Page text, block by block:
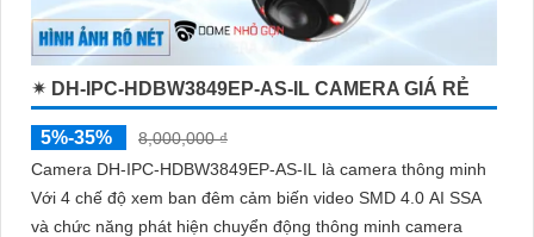
✴ DH-IPC-HDBW3849EP-AS-IL CAMERA GIÁ RẺ
5%-35%
8,000,000 ₫
Camera DH-IPC-HDBW3849EP-AS-IL là camera thông minh
Với 4 chế độ xem ban đêm cảm biến video SMD 4.0 AI SSA
và chức năng phát hiện chuyển động thông minh camera